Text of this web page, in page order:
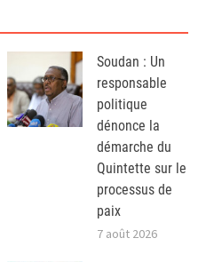
Soudan : Un
responsable
politique
dénonce la
démarche du
Quintette sur le
processus de
paix
7 août 2026